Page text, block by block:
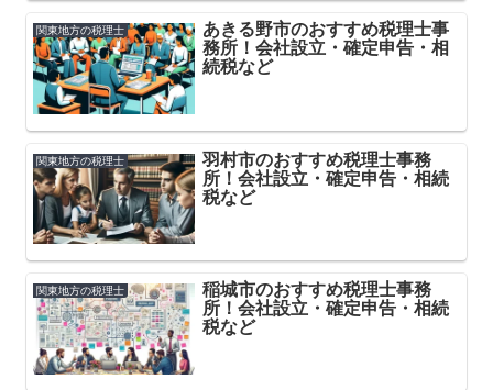
関東地方の税理士
あきる野市のおすすめ税理士事
務所！会社設立・確定申告・相
続税など
関東地方の税理士
羽村市のおすすめ税理士事務
所！会社設立・確定申告・相続
税など
関東地方の税理士
稲城市のおすすめ税理士事務
所！会社設立・確定申告・相続
税など